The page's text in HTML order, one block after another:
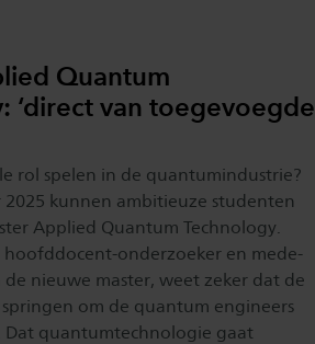
Quantum
‘direct van toegevoegde
rol spelen in de quantumindustrie?
2025 kunnen ambitieuze studenten
Applied Quantum Technology.
hoofddocent-onderzoeker en mede-
nieuwe master, weet zeker dat de
om de quantum engineers
Dat quantumtechnologie gaat